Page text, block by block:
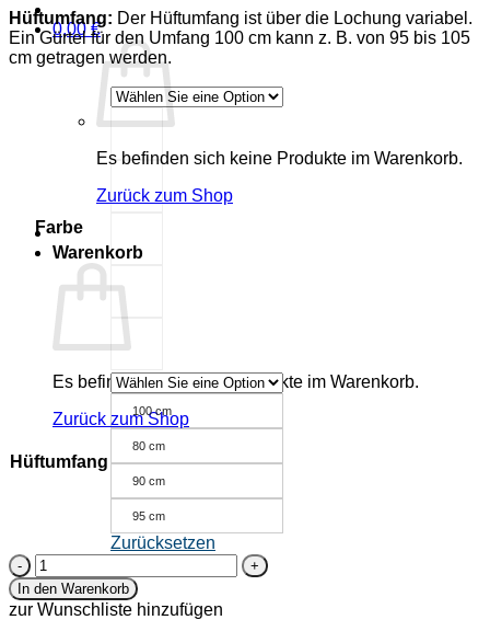
0,00€
Es befinden sich keine Produkte im Warenkorb.
Zurück zum Shop
Warenkorb
Es befinden sich keine Produkte im Warenkorb.
Zurück zum Shop
Hüftumfang: Der Hüftumfang ist über die Lochung variabel.
Ein Gürtel für den Umfang 100 cm kann z. B. von 95 bis 105
cm getragen werden.
Farbe
Hüftumfang
100 cm
80 cm
90 cm
95 cm
Zurücksetzen
Bio-
Ledergürtel
breit
In den Warenkorb
zur Wunschliste hinzufügen